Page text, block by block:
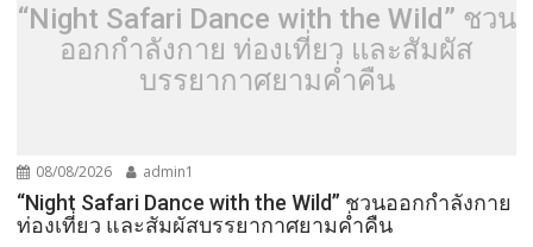
“Night Safari Dance with the Wild” ชวน
ออกกำลังกาย ท่องเที่ยว และสัมผัส
บรรยากาศยามค่ำคืน
08/08/2026 admin1
“Night Safari Dance with the Wild” ชวนออกกำลังกาย
ท่องเที่ยว และสัมผัสบรรยากาศยามค่ำคืน